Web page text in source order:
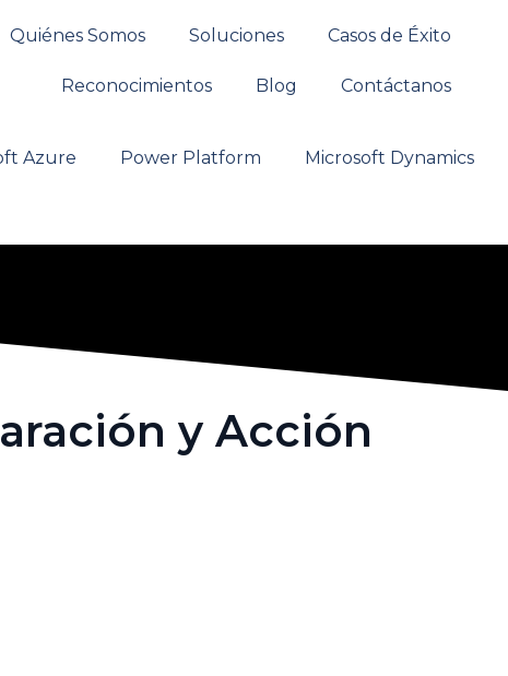
Quiénes Somos Soluciones Casos de Éxito
Reconocimientos Blog Contáctanos
Azure Power Platform Microsoft Dynamics
y Acción